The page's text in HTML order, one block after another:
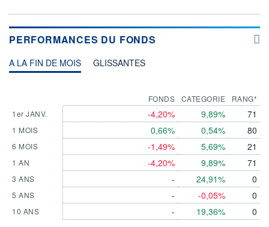
PERFORMANCES DU FONDS
A LA FIN DE MOIS GLISSANTES
1er JANV.
1 MOIS
6 MOIS
1 AN
3 ANS
5 ANS
10 ANS
FONDS
-4,20%
0,66%
-1,49%
-4,20%
-
-
-
CATEGORIE
9,89%
0,54%
5,69%
9,89%
24,91%
-0,05%
19,36%
RANG*
71
80
21
71
0
0
0